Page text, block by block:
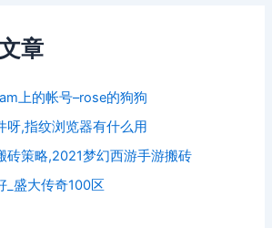
章
上的帐号–rose的狗狗
呀,指纹浏览器有什么用
砖策略,2021梦幻西游手游搬砖
_盛大传奇100区